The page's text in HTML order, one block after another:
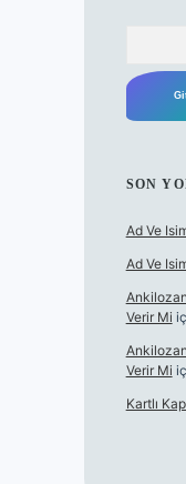
SON
Ad Ve
Ad Ve
Verir Mi
Verir Mi
Kartlı